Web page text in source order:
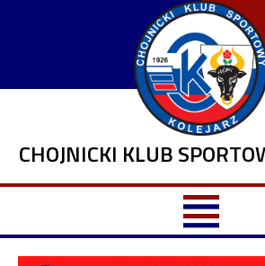
CHOJNICKI KLUB